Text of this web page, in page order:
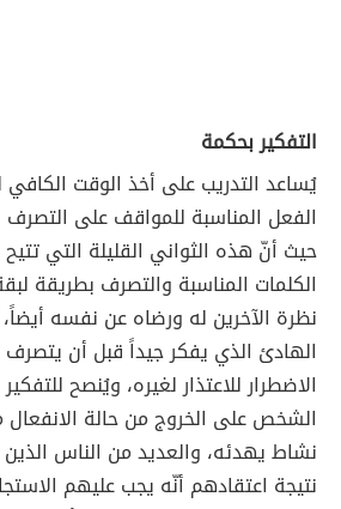
التفكير بحكمة
يُساعد التدريب على أخذ الوقت الكافي
الفعل المناسبة للمواقف على التصرف
حيث أنّ هذه الثواني القليلة التي
الكلمات المناسبة والتصرف بطريقة
نظرة الآخرين له ورضاه عن نفسه
الهادئ الذي يفكر جيداً قبل أن يتصرف
الاضطرار للاعتذار لغيره، ويُنصح
الشخص على الخروج من حالة الانفعال
نشاط يهدئه، والعديد من الناس الذين
نتيجة اعتقادهم أنّه يجب عليهم